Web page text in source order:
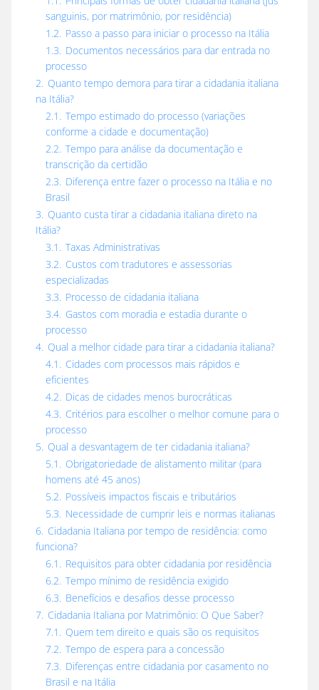
sanguinis, por matrimônio, por residência)
1.2. Passo a passo para iniciar o processo na Itália
1.3. Documentos necessários para dar entrada no
processo
2. Quanto tempo demora para tirar a cidadania italiana
na Itália?
2.1. Tempo estimado do processo (variações
conforme a cidade e documentação)
2.2. Tempo para análise da documentação e
transcrição da certidão
2.3. Diferença entre fazer o processo na Itália e no
Brasil
3. Quanto custa tirar a cidadania italiana direto na
Itália?
3.1. Taxas Administrativas
3.2. Custos com tradutores e assessorias
especializadas
3.3. Processo de cidadania italiana
3.4. Gastos com moradia e estadia durante o
processo
4. Qual a melhor cidade para tirar a cidadania italiana?
4.1. Cidades com processos mais rápidos e
eficientes
4.2. Dicas de cidades menos burocráticas
4.3. Critérios para escolher o melhor comune para o
processo
5. Qual a desvantagem de ter cidadania italiana?
5.1. Obrigatoriedade de alistamento militar (para
homens até 45 anos)
5.2. Possíveis impactos fiscais e tributários
5.3. Necessidade de cumprir leis e normas italianas
6. Cidadania Italiana por tempo de residência: como
funciona?
6.1. Requisitos para obter cidadania por residência
6.2. Tempo mínimo de residência exigido
6.3. Benefícios e desafios desse processo
7. Cidadania Italiana por Matrimônio: O Que Saber?
7.1. Quem tem direito e quais são os requisitos
7.2. Tempo de espera para a concessão
7.3. Diferenças entre cidadania por casamento no
Brasil e na Itália